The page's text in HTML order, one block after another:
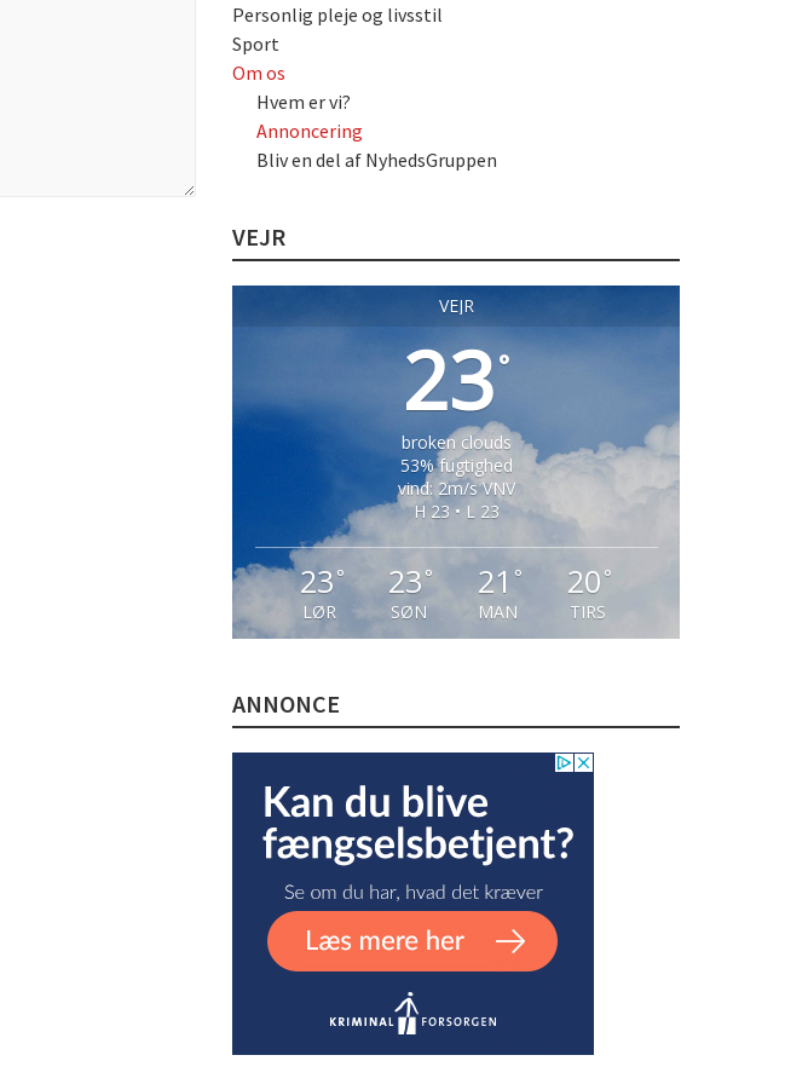
Personlig pleje og livsstil
Sport
Om os
Hvem er vi?
Annoncering
Bliv en del af NyhedsGruppen
VEJR
VEJR
23°
broken clouds
53% fugtighed
vind: 2m/s VNV
H 23 • L 23
23 °
LØR
23°
SØN
21 °
MAN
20 °
TIRS
ANNONCE